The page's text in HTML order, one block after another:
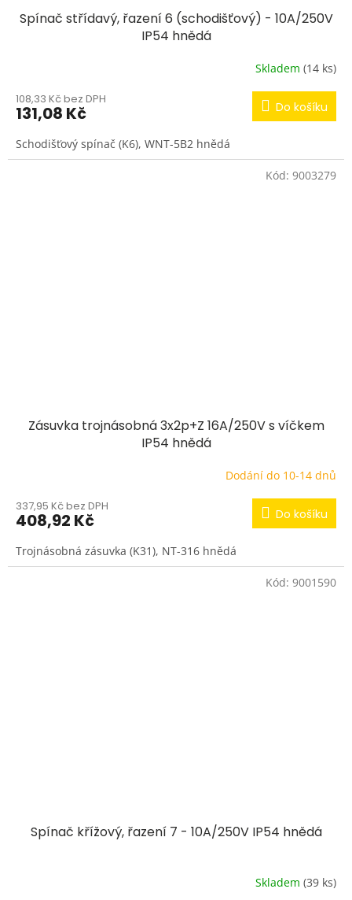
Spínač střídavý, řazení 6 (schodišťový) - 10A/250V
IP54 hnědá
Skladem (14 ks)
108,33 Kč bez DPH
131,08 Kč Do košíku
Schodišťový spínač (K6), WNT-5B2 hnědá
Zásuvka trojnásobná 3x2p+Z 16A/250V s víčkem
IP54 hnědá
Dodání do 10-14 dnů
337,95 Kč bez DPH
408,92 Kč Do košíku
Trojnásobná zásuvka (K31), NT-316 hnědá
Kód: 9003279
Spínač křížový, řazení 7 - 10A/250V IP54 hnědá
Skladem (39 ks)
Kód: 9001590